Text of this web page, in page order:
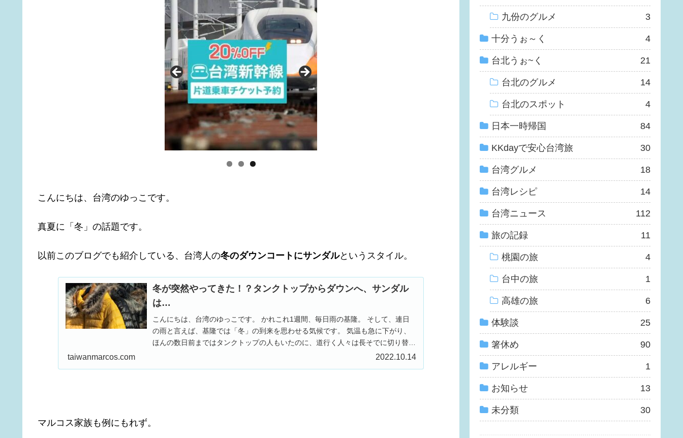
こんにちは、台湾のゆっこです。
真夏に「冬」の話題です。
以前このブログでも紹介している、台湾人の冬のダウンコートにサンダルというスタイル。
冬が突然やってきた！？タンクトップからダウンへ、サンダル
は…
こんにちは、台湾のゆっこです。 かれこれ1週間、毎日雨の基隆。 そして、連日
の雨と言えば、基隆では「冬」の到来を思わせる気候です。 気温も急に下がり、
ほんの数日前まではタンクトップの人もいたのに、道行く人々は長そでに切り替わ
taiwanmarcos.com 2022.10.14
マルコス家族も例にもれず。
九份のグルメ 3
十分うぉ～く 4
台北うぉ~く 21
台北のグルメ 14
台北のスポット 4
日本一時帰国 84
KKdayで安心台湾旅 30
台湾グルメ 18
台湾レシピ 14
台湾ニュース 112
旅の記録 11
桃園の旅 4
台中の旅 1
高雄の旅 6
体験談 25
箸休め 90
アレルギー 1
お知らせ 13
未分類 30